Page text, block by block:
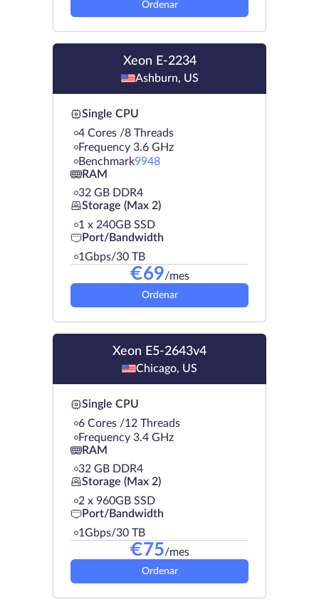
Ordenar
Xeon E-2234
Ashburn, US
Single CPU
4 Cores /8 Threads
Frequency 3.6 GHz
Benchmark9948
RAM
32 GB DDR4
Storage (Max 2)
1 х 240GB SSD
Port/Bandwidth
1Gbps/30 TB
€69/mes
Ordenar
Xeon E5-2643v4
Chicago, US
Single CPU
6 Cores /12 Threads
Frequency 3.4 GHz
RAM
32 GB DDR4
Storage (Max 2)
2 х 960GB SSD
Port/Bandwidth
1Gbps/30 TB
€75/mes
Ordenar